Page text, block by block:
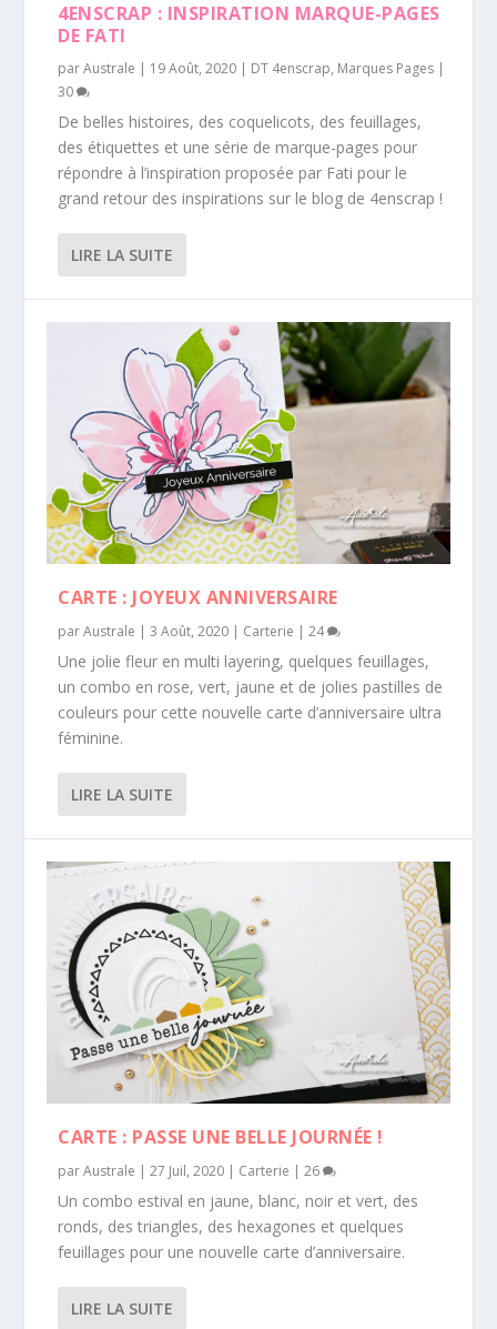
4ENSCRAP : INSPIRATION MARQUE-PAGES
DE FATI
parAustrale | 19 Août, 2020 | DT 4enscrap, Marques Pages |
30
De belles histoires, des coquelicots, des feuillages,
des étiquettes et une série de marque-pages pour
répondre à l’inspiration proposée par Fati pour le
grand retour des inspirations sur le blog de 4enscrap !
LIRE LA SUITE
CARTE : JOYEUX ANNIVERSAIRE
parAustrale |3 Août, 2020 | Carterie |24
Une jolie fleur en multi layering, quelques feuillages,
un combo en rose, vert, jaune et de jolies pastilles de
couleurs pour cette nouvelle carte d’anniversaire ultra
féminine.
LIRE LA SUITE
CARTE : PASSE UNE BELLE JOURNÉE !
parAustrale |27 Juil, 2020 | Carterie |26
Un combo estival en jaune, blanc, noir et vert, des
ronds, des triangles, des hexagones et quelques
feuillages pour une nouvelle carte d’anniversaire.
LIRE LA SUITE